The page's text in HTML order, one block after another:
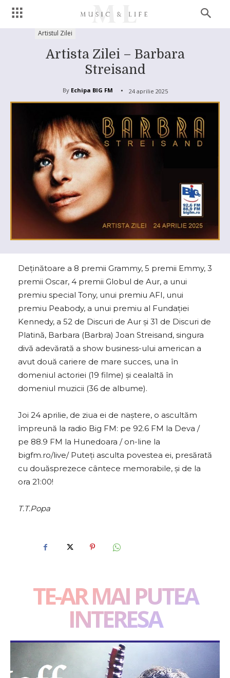
Artistul Zilei
Artista Zilei – Barbara
Streisand
By Echipa BIG FM 24 aprilie 2025
Deţinătoare a 8 premii Grammy, 5 premii Emmy, 3
premii Oscar, 4 premii Globul de Aur, a unui
premiu special Tony, unui premiu AFI, unui
premiu Peabody, a unui premiu al Fundaţiei
Kennedy, a 52 de Discuri de Aur și 31 de Discuri de
Platină, Barbara (Barbra) Joan Streisand, singura
divă adevărată a show business-ului american a
avut două cariere de mare succes, una în
domeniul actoriei (19 filme) şi cealaltă în
domeniul muzicii (36 de albume).
Joi 24 aprilie, de ziua ei de naștere, o ascultăm
împreună la radio Big FM: pe 92.6 FM la Deva /
pe 88.9 FM la Hunedoara / on-line la
bigfm.ro/live/ Puteți asculta povestea ei, presărată
cu douăsprezece cântece memorabile, și de la
ora 21:00!
T.T.Popa
TE-AR MAI PUTEA
INTERESA